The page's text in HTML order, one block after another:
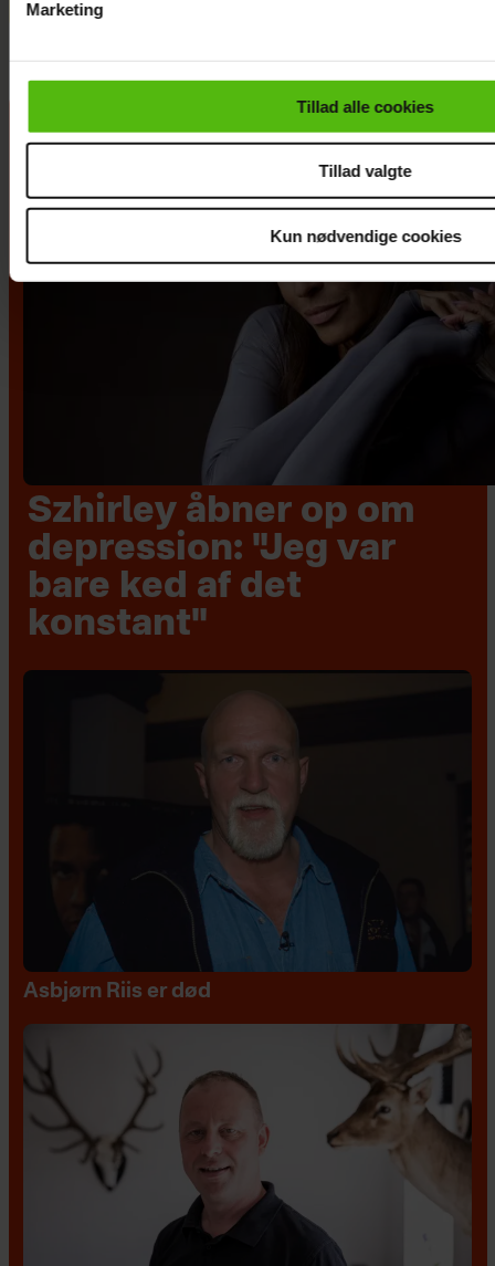
cookiepolitik.
Marketing
Tillad alle cookies
Tillad valgte
Kun nødvendige cookies
Szhirley åbner op om
depression: "Jeg var
bare ked af det
konstant"
Asbjørn Riis er død